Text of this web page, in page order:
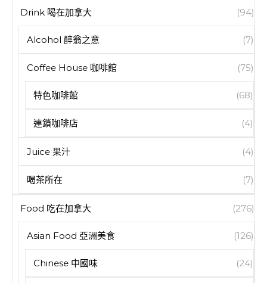
Drink 喝在加拿大 (94)
Alcohol 醉翁之意 (7)
Coffee House 咖啡館 (75)
特色咖啡館 (68)
連鎖咖啡店 (4)
Juice 果汁 (4)
喝茶所在 (7)
Food 吃在加拿大 (276)
Asian Food 亞洲美食 (126)
Chinese 中國味 (24)